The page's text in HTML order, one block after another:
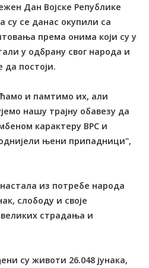
Дан Војске Републике
су се данас окупили са
према онима који су у
у одбрану свог народа и
да постоји.
и памтимо их, али
нашу трајну обавезу да
карактеру ВРС и
њени припадници",
из потребе народа
слободу и своје
страдања и
су животи 26.048 јунака,